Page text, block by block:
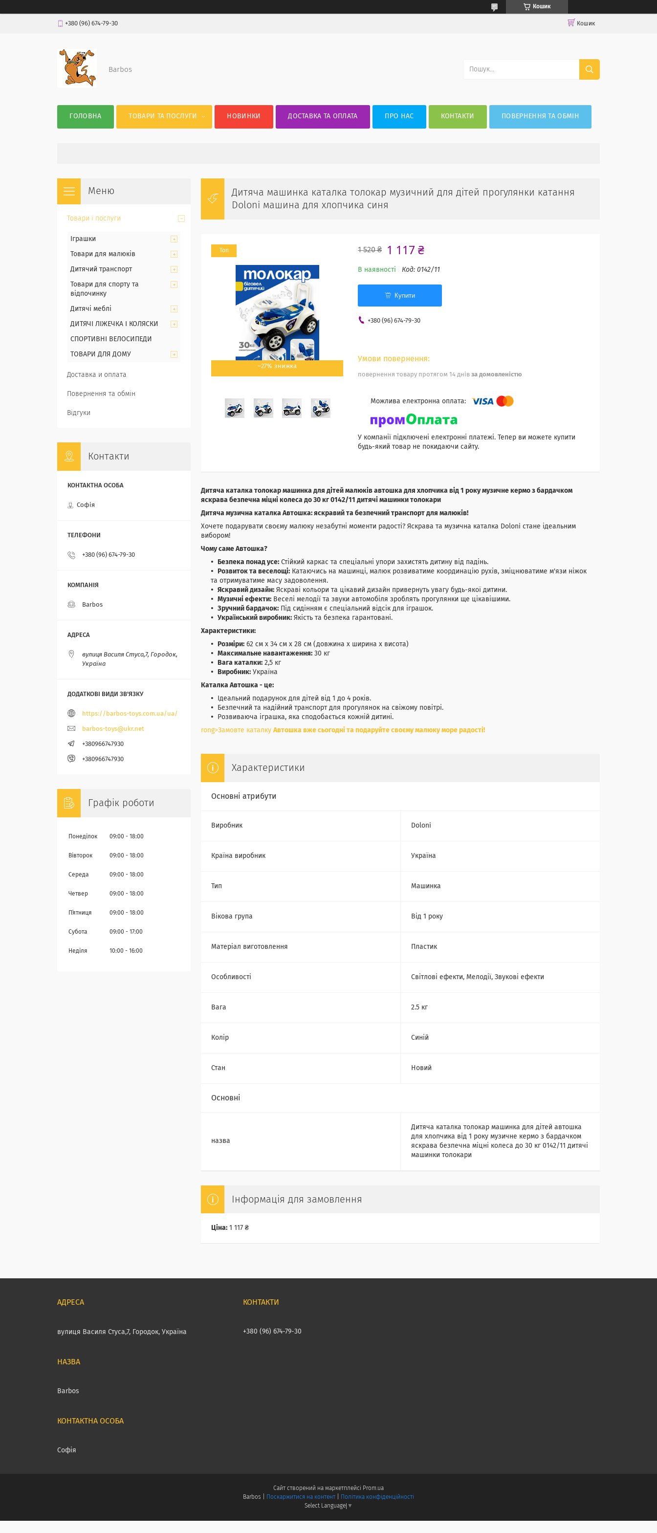
Кошик
+380 (96) 674-79-30 Кошик
Barbos
ГОЛОВНА ТОВАРИ ТА ПОСЛУГИ НОВИНКИ ДОСТАВКА ТА ОПЛАТА ПРО НАС КОНТАКТИ ПОВЕРНЕННЯ ТА ОБМІН
Дитяча машинка каталка толокар музичний для дітей прогулянки катання
Doloni машина для хлопчика синя
–27%
Топ 1 520 ₴ 1 117 ₴
В наявності Код: 0142/11
Купити
+380 (96) 674-79-30
повернення товару протягом 14 днів за домовленістю
У компанії підключені електронні платежі. Тепер ви можете купити
будь-який товар не покидаючи сайту.
Дитяча каталка толокар машинка для дітей малюків автошка для хлопчика від 1 року музичне кермо з бардачком
яскрава безпечна міцні колеса до 30 кг 0142/11 дитячі машинки толокари
Дитяча музична каталка Автошка: яскравий та безпечний транспорт для малюків!
Хочете подарувати своєму малюку незабутні моменти радості? Яскрава та музична каталка Doloni стане ідеальним
вибором!
Чому саме Автошка?
Безпека понад усе: Стійкий каркас та спеціальні упори захистять дитину від падінь.
Розвиток та веселощі: Катаючись на машинці, малюк розвиватиме координацію рухів, зміцнюватиме м'язи ніжок
та отримуватиме масу задоволення.
Яскравий дизайн: Яскраві кольори та цікавий дизайн привернуть увагу будь-якої дитини.
Музичні ефекти: Веселі мелодії та звуки автомобіля зроблять прогулянки ще цікавішими.
Зручний бардачок: Під сидінням є спеціальний відсік для іграшок.
Український виробник: Якість та безпека гарантовані.
Характеристики:
Розміри: 62 см x 34 см x 28 см (довжина x ширина x висота)
Максимальне навантаження: 30 кг
Вага каталки: 2,5 кг
Виробник: Україна
Каталка Автошка - це:
Ідеальний подарунок для дітей від 1 до 4 років.
Безпечний та надійний транспорт для прогулянок на свіжому повітрі.
Розвиваюча іграшка, яка сподобається кожній дитині.
rong>Замовте каталку Автошка вже сьогодні та подаруйте своєму малюку море радості!
Характеристики
Основні атрибути
Виробник Doloni
Країна виробник Україна
Тип Машинка
Вікова група Від 1 року
Матеріал виготовлення Пластик
Особливості Світлові ефекти, Мелодії, Звукові ефекти
Вага 2.5 кг
Колір Синій
Стан Новий
Основні
назва
Дитяча каталка толокар машинка для дітей автошка
для хлопчика від 1 року музичне кермо з бардачком
яскрава безпечна міцні колеса до 30 кг 0142/11 дитячі
машинки толокари
Інформація для замовлення
Ціна: 1 117 ₴
Товари і послуги
Іграшки
Товари для малюків
Дитячий транспорт
Товари для спорту та
відпочинку
Дитячі меблі
ДИТЯЧІ ЛІЖЕЧКА І КОЛЯСКИ
СПОРТИВНІ ВЕЛОСИПЕДИ
ТОВАРИ ДЛЯ ДОМУ
Доставка и оплата
Повернення та обмін
Відгуки
Контакти
Софія
+380 (96) 674-79-30
Barbos
вулиця Василя Стуса,7, Городок,
Україна
https://barbos-toys.com.ua/ua/
barbos-toys@ukr.net
+380966747930
+380966747930
Графік роботи
Понеділок 09:00 18:00
Вівторок 09:00 18:00
Середа 09:00 18:00
Четвер 09:00 18:00
Пʼятниця 09:00 18:00
Субота 09:00 17:00
Неділя 10:00 16:00
вулиця Василя Стуса,7, Городок, Україна
Barbos
Софія
+380 (96) 674-79-30
Сайт створений на маркетплейсі Prom.ua
Поскаржитися на контент
Політика конфіденційності
Select Language ▼